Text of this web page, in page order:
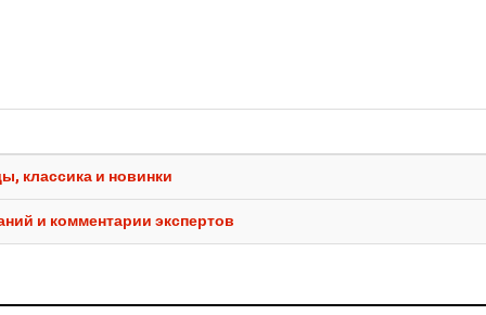
классика и новинки
и комментарии экспертов